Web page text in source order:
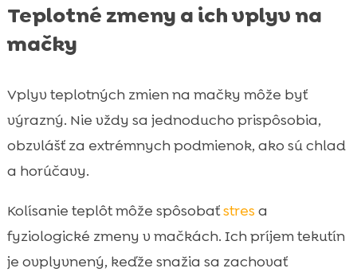
Teplotné zmeny a ich vplyv na
mačky
Vplyv teplotných zmien na mačky môže byť
výrazný. Nie vždy sa jednoducho prispôsobia,
obzvlášť za extrémnych podmienok, ako sú chlad
a horúčavy.
Kolísanie teplôt môže spôsobaťstres a
fyziologické zmeny v mačkách. Ich príjem tekutín
je ovplyvnený, keďže snažia sa zachovať